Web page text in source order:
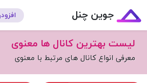
جوین چنل
لیست بهترین کانال ها معنوی
معرفی انواع کانال های مرتبط با معنوی